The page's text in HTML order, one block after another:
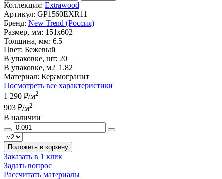
Коллекция: Extrawood
Артикул: GP1560EXR11
Бренд: New Trend (Россия)
Размер, мм: 151x602
Толщина, мм: 6.5
Цвет: Бежевый
В упаковке, шт: 20
В упаковке, м2: 1.82
Материал: Керамогранит
Посмотреть все характеристики
1 290 ₽/м2
903 ₽/м2
В наличии
Положить в корзину
Заказать в 1 клик
Задать вопрос
Рассчитать материалы